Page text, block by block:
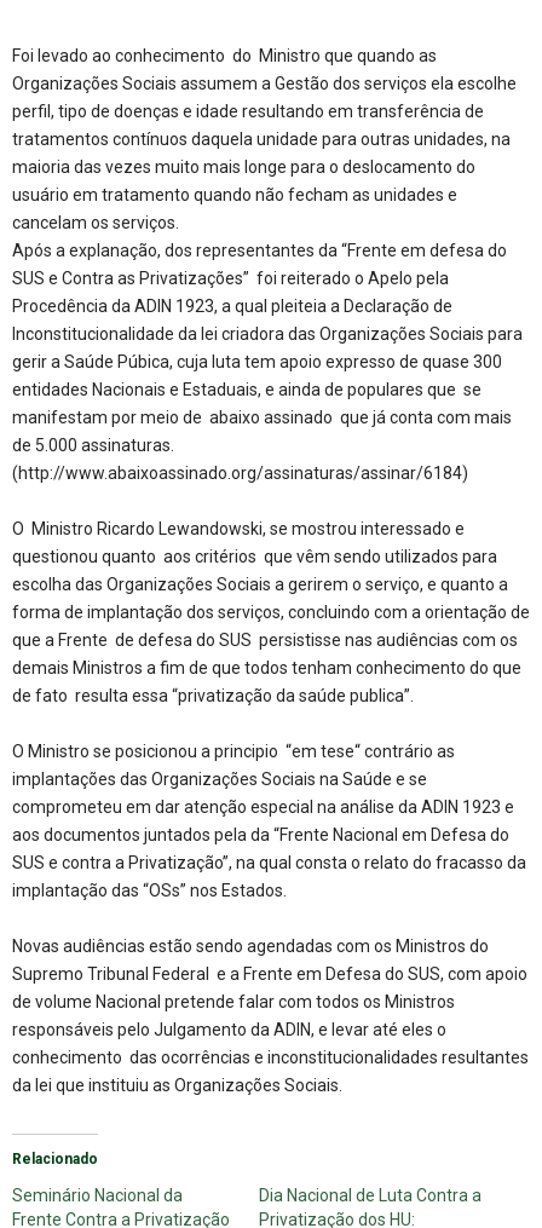
Foi levado ao conhecimento do Ministro que quando as
Organizações Sociais assumem a Gestão dos serviços ela escolhe
perfil, tipo de doenças e idade resultando em transferência de
tratamentos contínuos daquela unidade para outras unidades, na
maioria das vezes muito mais longe para o deslocamento do
usuário em tratamento quando não fecham as unidades e
cancelam os serviços.
Após a explanação, dos representantes da “Frente em defesa do
SUS e Contra as Privatizações” foi reiterado o Apelo pela
Procedência da ADIN 1923, a qual pleiteia a Declaração de
Inconstitucionalidade da lei criadora das Organizações Sociais para
gerir a Saúde Púbica, cuja luta tem apoio expresso de quase 300
entidades Nacionais e Estaduais, e ainda de populares que se
manifestam por meio de abaixo assinado que já conta com mais
de 5.000 assinaturas.
(http://www.abaixoassinado.org/assinaturas/assinar/6184)
O Ministro Ricardo Lewandowski, se mostrou interessado e
questionou quanto aos critérios que vêm sendo utilizados para
escolha das Organizações Sociais a gerirem o serviço, e quanto a
forma de implantação dos serviços, concluindo com a orientação de
que a Frente de defesa do SUS persistisse nas audiências com os
demais Ministros a fim de que todos tenham conhecimento do que
de fato resulta essa “privatização da saúde publica”.
O Ministro se posicionou a principio “em tese“ contrário as
implantações das Organizações Sociais na Saúde e se
comprometeu em dar atenção especial na análise da ADIN 1923 e
aos documentos juntados pela da “Frente Nacional em Defesa do
SUS e contra a Privatização”, na qual consta o relato do fracasso da
implantação das “OSs” nos Estados.
Novas audiências estão sendo agendadas com os Ministros do
Supremo Tribunal Federal e a Frente em Defesa do SUS, com apoio
de volume Nacional pretende falar com todos os Ministros
responsáveis pelo Julgamento da ADIN, e levar até eles o
conhecimento das ocorrências e inconstitucionalidades resultantes
da lei que instituiu as Organizações Sociais.
Relacionado
Seminário Nacional da
Frente Contra a Privatização
Dia Nacional de Luta Contra a
Privatização dos HU: